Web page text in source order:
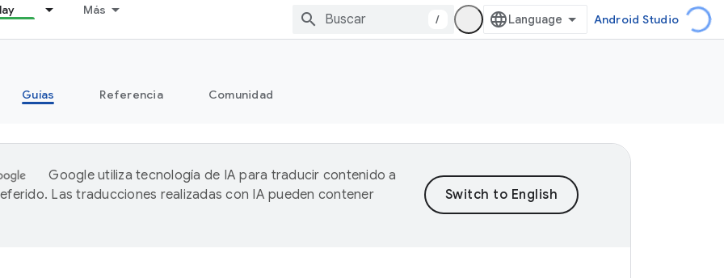
Más
/ Android Studio
Guías Referencia Comunidad
Google utiliza tecnología de IA para traducir contenido a
Las traducciones realizadas con IA pueden contener